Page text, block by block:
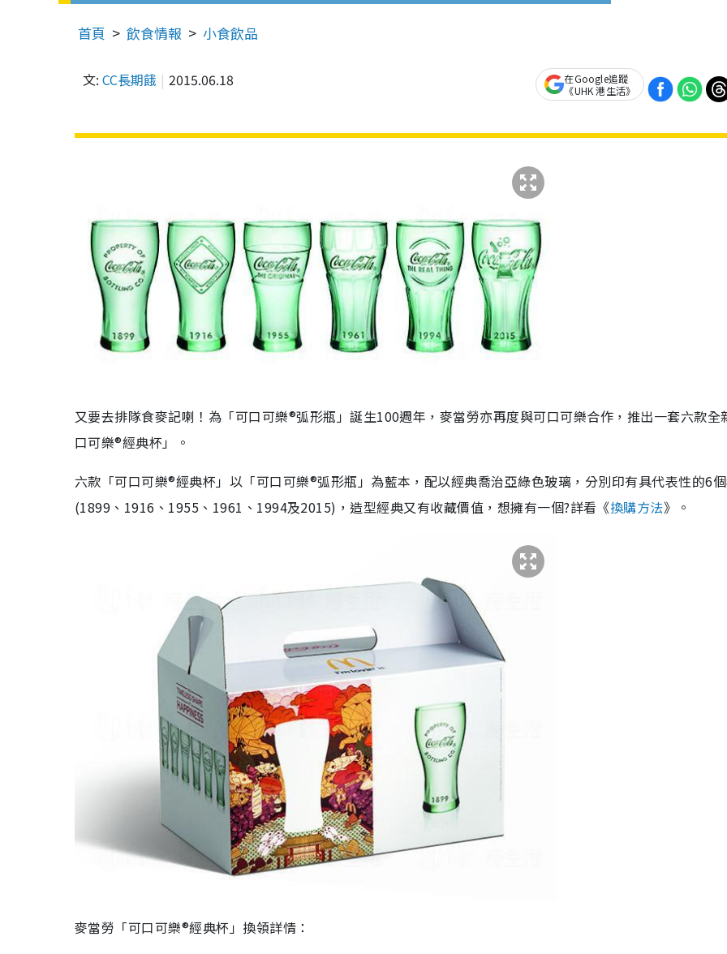
首頁 飲食情報 小食飲品
文: CC長期餓 2015.06.18
在Google追蹤
《UHK 港生活》
又要去排隊食麥記喇！為「可口可樂®弧形瓶」誕生100週年，麥當勞亦再度與可口可樂合作，推出一套六款全
口可樂®經典杯」。
六款「可口可樂®經典杯」以「可口可樂®弧形瓶」為藍本，配以經典喬治亞綠色玻璃，分別印有具代表性的6
(1899、1916、1955、1961、1994及2015)，造型經典又有收藏價值，想擁有一個?詳看《換購方法》。
麥當勞「可口可樂®經典杯」換領詳情：